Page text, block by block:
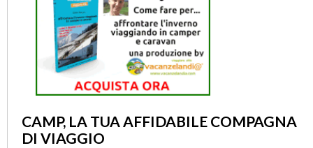
CAMP, LA TUA AFFIDABILE COMPAGNA
DI VIAGGIO